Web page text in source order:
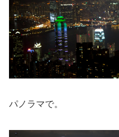
パノラマで。